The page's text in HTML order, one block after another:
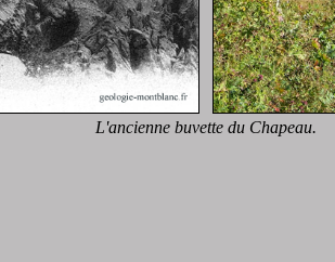
L'ancienne buvette du Chapeau.